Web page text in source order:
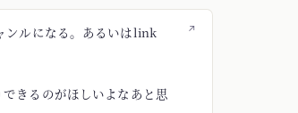
↗
ンルになる。あるいはlink
きるのがほしいよなあと思